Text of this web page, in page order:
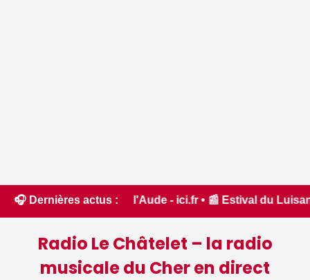
🎧 Dernières actus :
l'Aude - ici.fr • 📰 Estival du Luisant,
Radio Le Châtelet – la radio
musicale du Cher en direct